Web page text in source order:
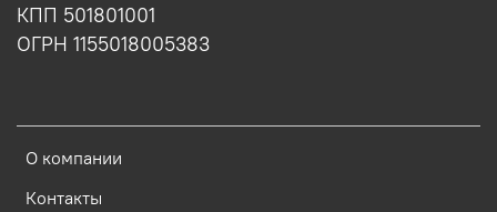
О компании
Контакты
КПП 501801001
ОГРН 1155018005383